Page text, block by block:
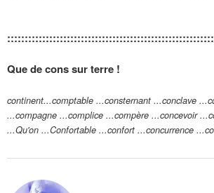
Que de cons sur terre !
continent...comptable ...consternant ...conclave
...compagne ...complice ...compère ...concevoir
...Qu'on ...Confortable ...confort ...concurrence